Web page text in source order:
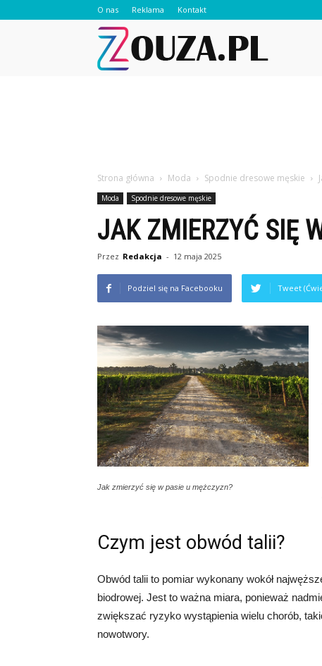
O nas Reklama Kontakt
Strona główna Moda Spodnie dresowe męskie
Moda Spodnie dresowe męskie
JAK ZMIERZYĆ SIĘ
Przez Redakcja - 12 maja 2025
Podziel się na Facebooku Tweet
Jak zmierzyć się w pasie u mężczyzn?
Czym jest obwód talii?
Obwód talii to pomiar wykonany wokół
biodrowej. Jest to ważna miara, ponieważ
zwiększać ryzyko wystąpienia wielu chorób,
nowotwory.